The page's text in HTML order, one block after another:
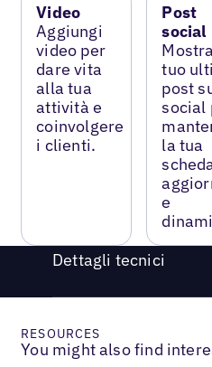
Video
Aggiungi
video per
dare vita
alla tua
attività e
coinvolgere
i clienti.
Post
social
tuo
post
social
la tua
e
Dettagli tecnici
RESOURCES
You might also find